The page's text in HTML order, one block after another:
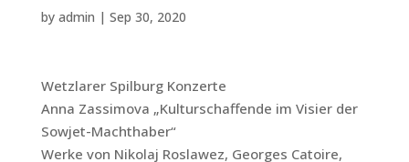
by admin | Sep 30, 2020
Wetzlarer Spilburg Konzerte
Anna Zassimova „Kulturschaffende im Visier der
Sowjet-Machthaber“
Werke von Nikolaj Roslawez, Georges Catoire,